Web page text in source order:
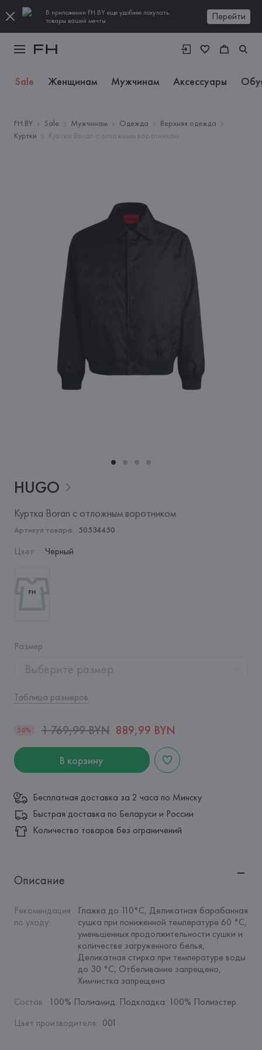
В приложении FH.BY еще удобнее покупать
товары вашей мечты
Перейти
Sale Женщинам Мужчинам Аксессуары
FH.BY Sale Мужчинам Одежда
Верхняя одежда
Куртки
Куртка Boran с отложным воротником
HUGO
Куртка Boran с отложным воротником
Артикул товара: 50534450
Цвет: Черный
Размер:
Выберите размер
Таблица размеров
50% 1 769,99 BYN 889,99 BYN
В корзину
Бесплатная доставка за 2 часа по Минску
Быстрая доставка по Беларуси и России
Количество товаров без ограничений
Описание
Рекомендация
по уходу:
Глажка до 110°C, Деликатная барабанная
сушка при пониженной температуре 60 °C,
уменьшенных продолжительности сушки и
количестве загруженного белья,
Деликатная стирка при температуре воды
до 30 °C, Отбеливание запрещено,
Химчистка запрещена
Состав: 100% Полиамид. Подкладка: 100% Полиэстер
Цвет производителя: 001